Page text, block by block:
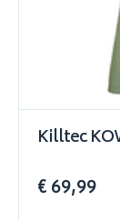
Killtec
€ 69,99